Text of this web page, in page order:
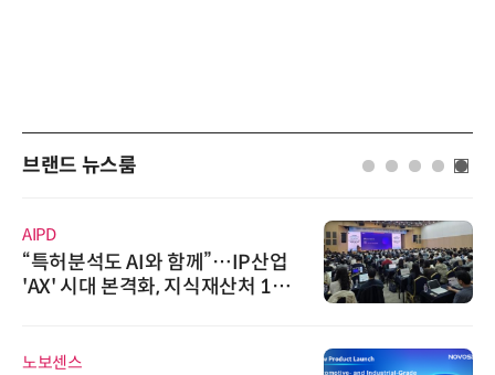
브랜드 뉴스룸
AIPD
“특허분석도 AI와 함께”…IP산업
'AX' 시대 본격화, 지식재산처 1호
노보센스